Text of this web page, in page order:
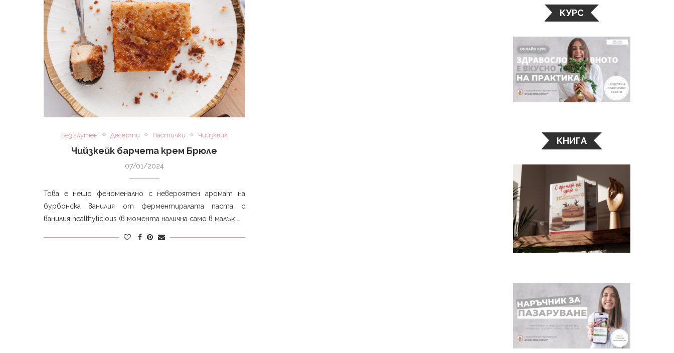
Без глутен Десерти Пастички Чийзкейк
Чийзкейк барчета крем Брюле
07/01/2024
Това е нещо феноменално с невероятен аромат на
бурбонска ванилия от ферментиралата паста с
ванилия healthylicious (в момента налична само в малък …
КУРС
КНИГА